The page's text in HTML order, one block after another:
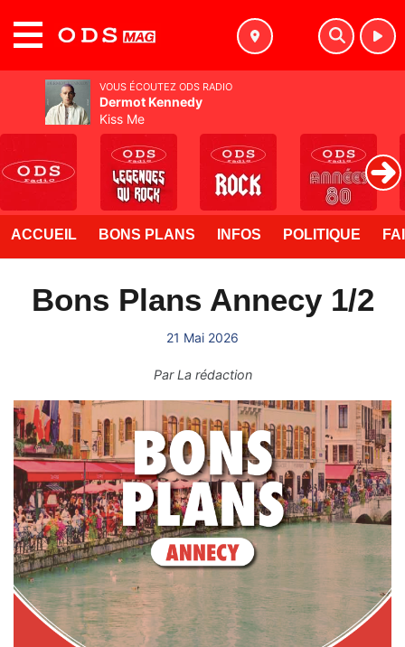
ACCUEIL BONS PLANS INFOS POLITIQUE
Bons Plans Annecy 1/2
21 Mai 2026
ParLa rédaction
VOUS ÉCOUTEZ ODS RADIO
Dermot Kennedy
Kiss Me